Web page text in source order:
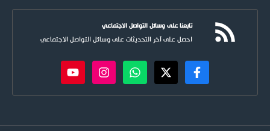
تابعنا على وسائل التواصل الاجتماعي
احصل على آخر التحديثات على وسائل التواصل الاجتماعي